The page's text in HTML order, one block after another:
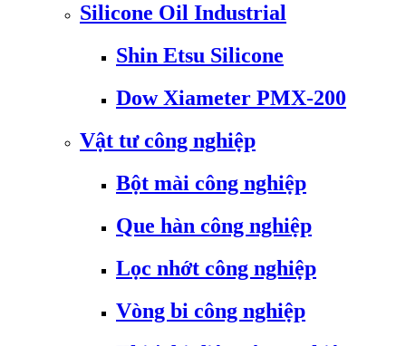
Silicone Oil Industrial
Shin Etsu Silicone
Dow Xiameter PMX-200
Vật tư công nghiệp
Bột mài công nghiệp
Que hàn công nghiệp
Lọc nhớt công nghiệp
Vòng bi công nghiệp